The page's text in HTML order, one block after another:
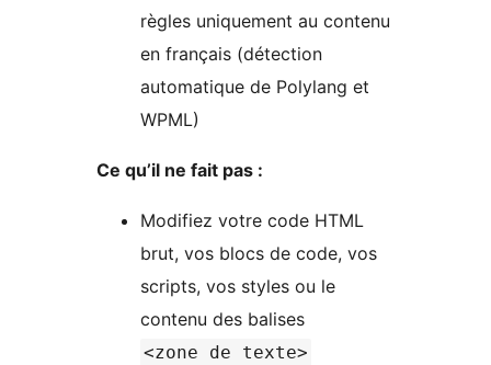
règles uniquement au contenu
en français (détection
automatique de Polylang et
WPML)
Ce qu’il ne fait pas :
Modifiez votre code HTML
brut, vos blocs de code, vos
scripts, vos styles ou le
contenu des balises
<zone de texte>